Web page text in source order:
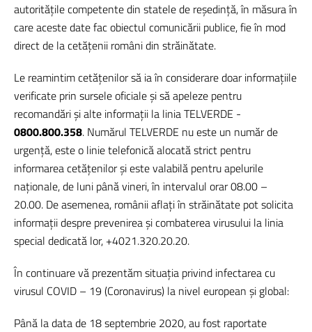
autoritățile competente din statele de reședință, în măsura în
care aceste date fac obiectul comunicării publice, fie în mod
direct de la cetățenii români din străinătate.
Le reamintim cetățenilor să ia în considerare doar informațiile
verificate prin sursele oficiale și să apeleze pentru
recomandări și alte informații la linia TELVERDE -
0800.800.358. Numărul TELVERDE nu este un număr de
urgență, este o linie telefonică alocată strict pentru
informarea cetățenilor și este valabilă pentru apelurile
naționale, de luni până vineri, în intervalul orar 08.00 –
20.00. De asemenea, românii aflați în străinătate pot solicita
informații despre prevenirea și combaterea virusului la linia
special dedicată lor, +4021.320.20.20.
În continuare vă prezentăm situația privind infectarea cu
virusul COVID – 19 (Coronavirus) la nivel european și global:
Până la data de 18 septembrie 2020, au fost raportate